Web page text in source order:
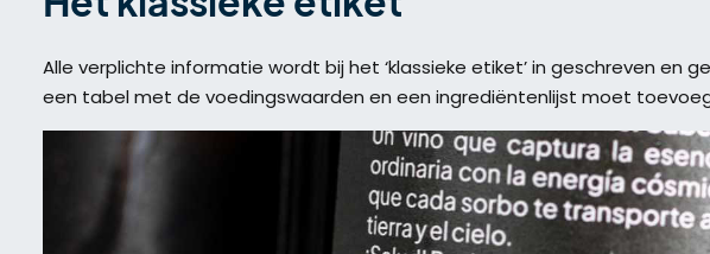
Alle verplichte informatie wordt bij het ‘klassieke etiket’ in geschreven en
een tabel met de voedingswaarden en een ingrediëntenlijst moet